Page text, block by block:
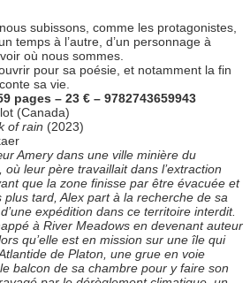
subissons, comme les protagonistes,
temps à l’autre, d’un personnage à
où nous sommes.
pour sa poésie, et notamment la fin
sa vie.
pages – 23 € – 9782743659943
(Canada)
of rain (2023)
Amery dans une ville minière du
leur père travaillait dans l’extraction
que la zone finisse par être évacuée et
tard, Alex part à la recherche de sa
expédition dans ce territoire interdit.
à River Meadows en devenant auteur
qu’elle est en mission sur une île qui
de Platon, une grue en voie
le balcon de sa chambre pour y faire son